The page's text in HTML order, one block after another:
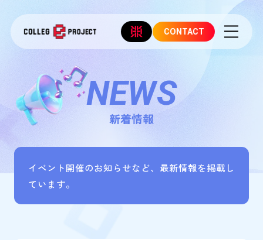
CONTACT
NEWS
新着情報
イベント開催のお知らせなど、最新情報を掲載し
ています。